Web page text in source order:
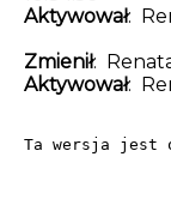
Aktywował:
Zmienił:
Aktywował:
Ta wersja jest